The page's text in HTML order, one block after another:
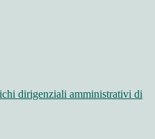
dirigenziali amministrativi di